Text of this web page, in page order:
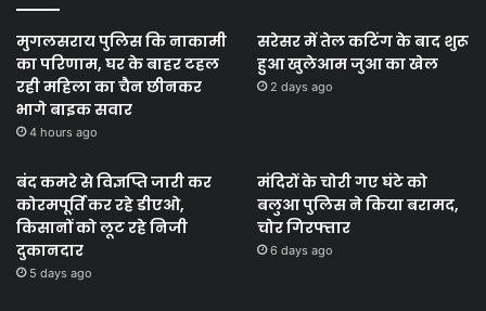
मुगलसराय पुलिस कि नाकामी
का परिणाम, घर के बाहर टहल
रही महिला का चैन छीनकर
भागे बाइक सवार
4 hours ago
सरेसर में तेल कटिंग के बाद शुरू
हुआ खुलेआम जुआ का खेल
2 days ago
बंद कमरे से विज्ञप्ति जारी कर
कोरमपूर्ति कर रहे डीएओ,
किसानों को लूट रहे निजी
दुकानदार
5 days ago
मंदिरों के चोरी गए घंटे को
बलुआ पुलिस ने किया बरामद,
चोर गिरफ्तार
6 days ago